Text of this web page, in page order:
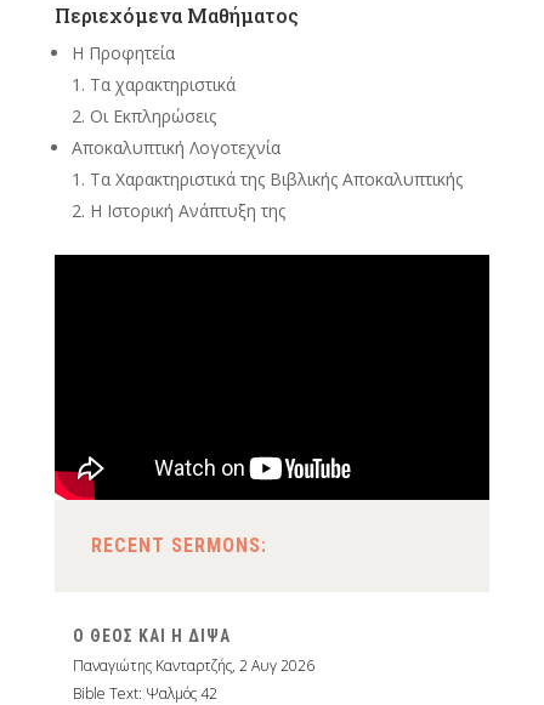
Περιεχόμενα Μαθήματος
Η Προφητεία
Τα χαρακτηριστικά
Οι Εκπληρώσεις
Αποκαλυπτική Λογοτεχνία
Τα Χαρακτηριστικά της Βιβλικής Αποκαλυπτικής
Η Ιστορική Ανάπτυξη της
RECENT SERMONS:
Ο ΘΕΟΣ ΚΑΙ Η ΔΙΨΑ
Παναγιώτης Κανταρτζής, 2 Αυγ 2026
Bible Text: Ψαλμός 42